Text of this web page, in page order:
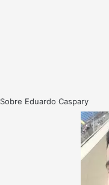
Sobre Eduardo Caspary